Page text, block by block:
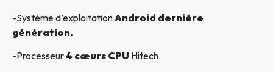
-Système d’exploitationAndroid dernière
génération.
-Processeur4 cœurs CPU Hitech.